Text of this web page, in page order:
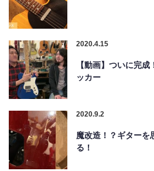
2020.4.15
【動画】ついに完
ッカー
2020.9.2
魔改造！？ギターを
る！